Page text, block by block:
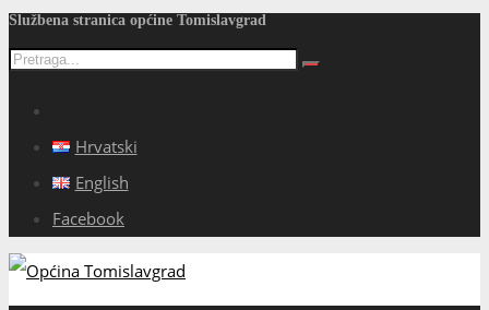
Službena stranica općine Tomislavgrad
Hrvatski
English
Facebook